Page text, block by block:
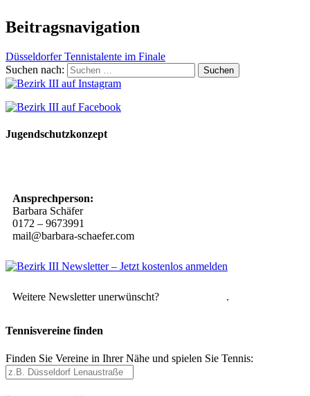
Beitragsnavigation
Düsseldorfer Tennistalente im Finale
Suchen nach:
Jugendschutzkonzept
Ansprechperson:
Barbara Schäfer
0172 – 9673991
mail@barbara-schaefer.com
Weitere Newsletter unerwünscht? .
Tennisvereine finden
Finden Sie Vereine in Ihrer Nähe und spielen Sie Tennis: